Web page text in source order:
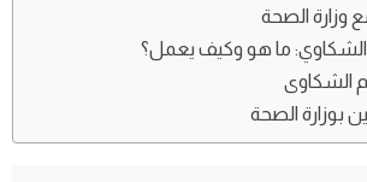
وزارة الصحة
الشكاوي: ما هو وكيف يعمل؟
الشكاوى
بوزارة الصحة